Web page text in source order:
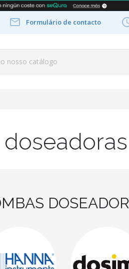
 Formulário de contacto